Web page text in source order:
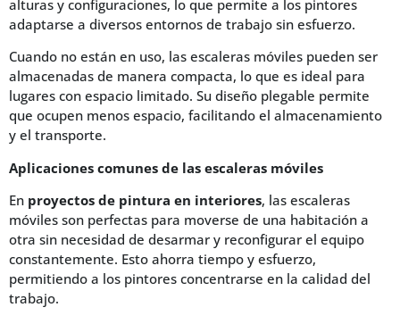
alturas y configuraciones, lo que permite a los pintores
adaptarse a diversos entornos de trabajo sin esfuerzo.
Cuando no están en uso, las escaleras móviles pueden ser
almacenadas de manera compacta, lo que es ideal para
lugares con espacio limitado. Su diseño plegable permite
que ocupen menos espacio, facilitando el almacenamiento
y el transporte.
Aplicaciones comunes de las escaleras móviles
En proyectos de pintura en interiores, las escaleras
móviles son perfectas para moverse de una habitación a
otra sin necesidad de desarmar y reconfigurar el equipo
constantemente. Esto ahorra tiempo y esfuerzo,
permitiendo a los pintores concentrarse en la calidad del
trabajo.